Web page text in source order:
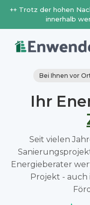
++ Trotz der hohen
innerhalb
Bei Ihnen vor
Ihr
Seit vielen
Energieberater
Projekt - auch